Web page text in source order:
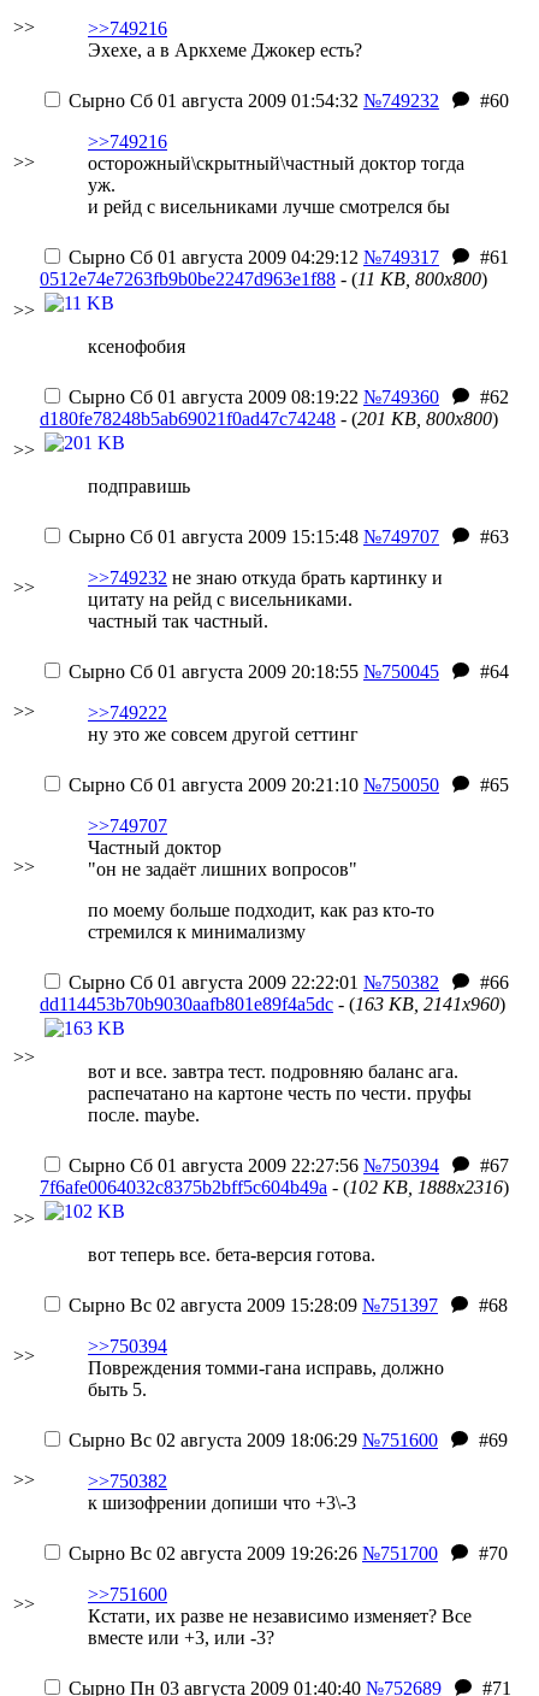
>>
>>749216
Эхехе, а в Аркхеме Джокер есть?
>>
Сырно Сб 01 августа 2009 01:54:32 №749232
#60
>>749216
осторожный\скрытный\частный доктор тогда
уж.
и рейд с висельниками лучше смотрелся бы
>>
Сырно Сб 01 августа 2009 04:29:12 №749317
#61
0512e74e7263fb9b0be2247d963e1f88 - (11 KB, 800x800)
ксенофобия
>>
Сырно Сб 01 августа 2009 08:19:22 №749360
#62
d180fe78248b5ab69021f0ad47c74248 - (201 KB, 800x800)
подправишь
>>
Сырно Сб 01 августа 2009 15:15:48 №749707
#63
>>749232 не знаю откуда брать картинку и
цитату на рейд с висельниками.
частный так частный.
>>
Сырно Сб 01 августа 2009 20:18:55 №750045
#64
>>749222
ну это же совсем другой сеттинг
>>
Сырно Сб 01 августа 2009 20:21:10 №750050
#65
>>749707
Частный доктор
"он не задаёт лишних вопросов"
по моему больше подходит, как раз кто-то
стремился к минимализму
>>
Сырно Сб 01 августа 2009 22:22:01 №750382
#66
dd114453b70b9030aafb801e89f4a5dc - (163 KB, 2141x960)
вот и все. завтра тест. подровняю баланс ага.
распечатано на картоне честь по чести. пруфы
после. maybe.
>>
Сырно Сб 01 августа 2009 22:27:56 №750394
#67
7f6afe0064032c8375b2bff5c604b49a - (102 KB, 1888x2316)
вот теперь все. бета-версия готова.
>>
Сырно Вс 02 августа 2009 15:28:09 №751397
#68
>>750394
Повреждения томми-гана исправь, должно
быть 5.
>>
Сырно Вс 02 августа 2009 18:06:29 №751600
#69
>>750382
к шизофрении допиши что +3\-3
>>
Сырно Вс 02 августа 2009 19:26:26 №751700
#70
>>751600
Кстати, их разве не независимо изменяет? Все
вместе или +3, или -3?
Сырно Пн 03 августа 2009 01:40:40 №752689
#71